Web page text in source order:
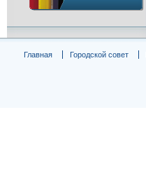
Главная Городской совет